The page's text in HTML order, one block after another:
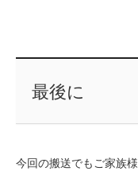
最後に
今回の搬送でもご家族